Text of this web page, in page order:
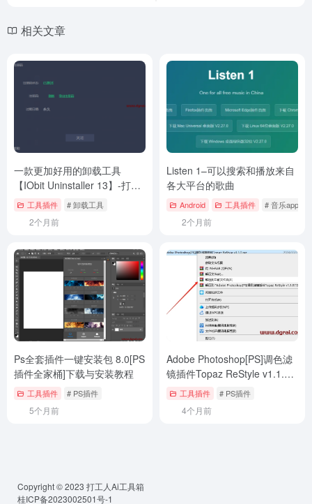
相关文章
一款更加好用的卸载工具
【IObit Uninstaller 13】-打开
就是永久激活！
工具插件 # 卸载工具
2个月前
Listen 1–可以搜索和播放来自
各大平台的歌曲
Android 工具插件 # 音乐app
2个月前
Ps全套插件一键安装包 8.0[PS
插件全家桶]下载与安装教程
工具插件 # PS插件
5个月前
Adobe Photoshop[PS]调色滤
镜插件Topaz ReStyle v1.1.0
下载与安装教程
工具插件 # PS插件
4个月前
Copyright © 2023 打工人Ai工具箱
桂ICP备2023002501号-1